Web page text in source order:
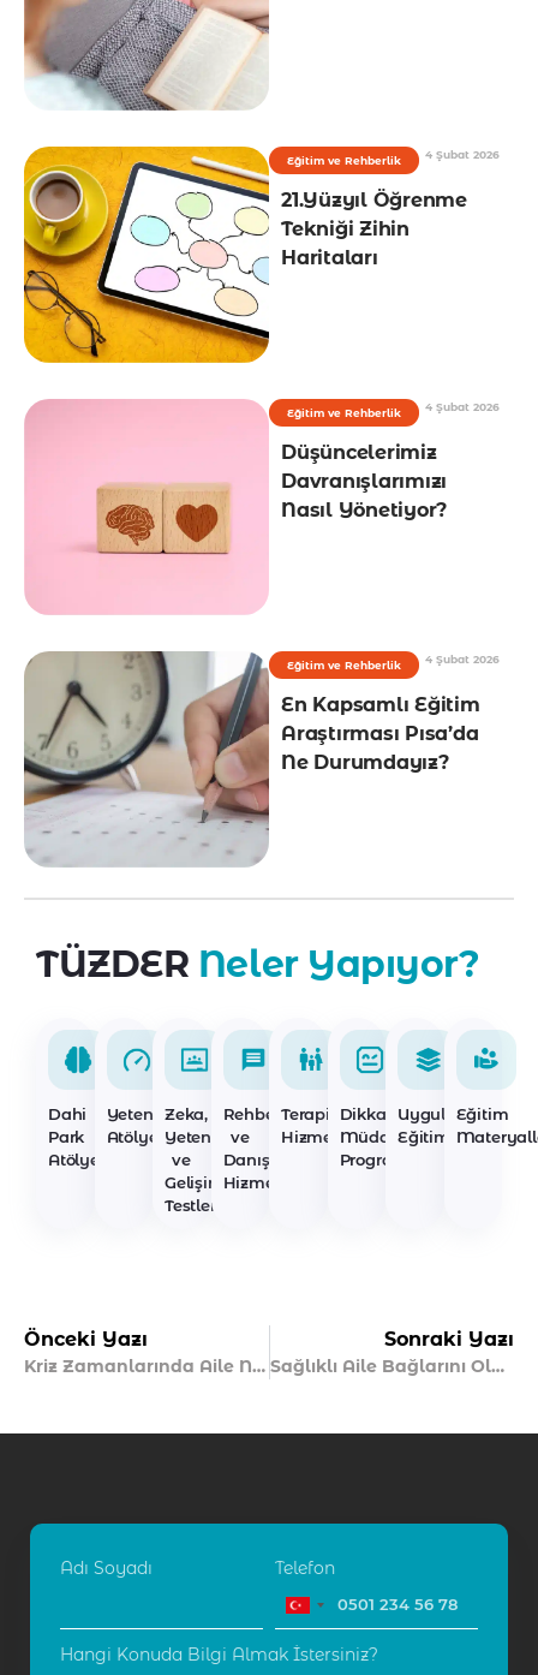
Eğitim ve Rehberlik 4 Şubat 2026
21.Yüzyıl Öğrenme
Tekniği Zihin
Haritaları
Eğitim ve Rehberlik 4 Şubat 2026
Düşüncelerimiz
Davranışlarımızı
Nasıl Yönetiyor?
Eğitim ve Rehberlik 4 Şubat 2026
En Kapsamlı Eğitim
Araştırması Pısa’da
Ne Durumdayız?
TÜZDER Neler Yapıyor?
Dahi
Park
Atölyeleri
Yetenek
Atölyeleri
Zeka,
Yetenek
ve
Gelişim
Testleri
Rehberlik
ve
Danışmanlık
Hizmetleri
Terapi
Hizmetleri
Dikkat
Müdahale
Programları
Uygulayıcı
Eğitimleri
Eğitim
Önceki Yazı
Kriz Zamanlarında Aile Nasıl Güçlenir?
Sonraki Yazı
Sağlıklı Aile Bağlarını Oluşturmanın Yöntemleri
Adı Soyadı Telefon
Hangi Konuda Bilgi Almak İstersiniz?